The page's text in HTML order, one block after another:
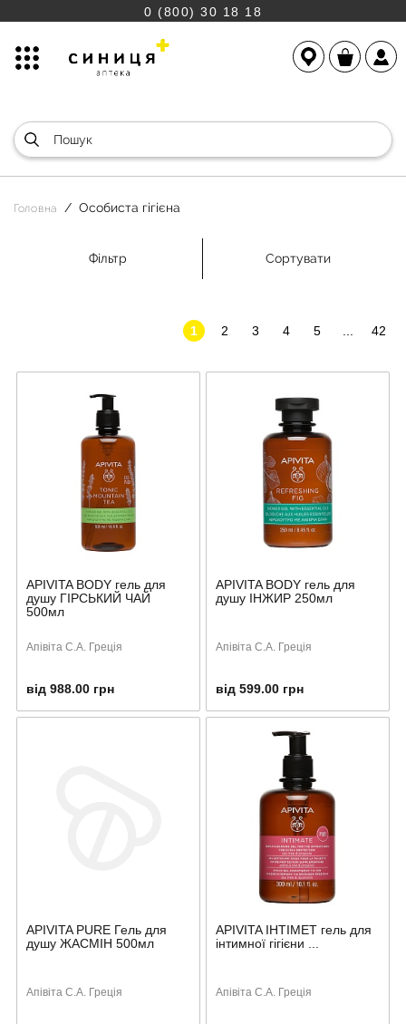
0 (800) 30 18 18
Головна Особиста гігієна
Фільтр Сортувати
1 2 3 4 5 42
APIVITA BODY гель для
душу ГІРСЬКИЙ ЧАЙ
500мл
Апівіта С.А. Греція
від 988.00 грн
APIVITA BODY гель для
душу ІНЖИР 250мл
Апівіта С.А. Греція
від 599.00 грн
APIVITA PURE Гель для
душу ЖАСМІН 500мл
Апівіта С.А. Греція
APIVITA ІНТІМЕТ гель для
інтимної гігієни ...
Апівіта С.А. Греція